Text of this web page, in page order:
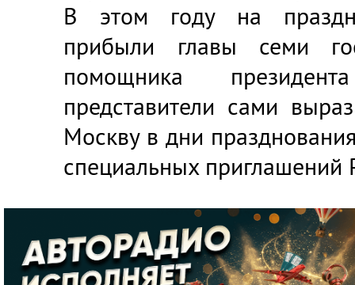
В этом году на
прибыли главы семи
помощника
представители сами
Москву в дни
специальных приглашений